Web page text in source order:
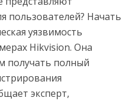
пользователей? Начать
уязвимость
Hikvision. Она
получать полный
эксперт,